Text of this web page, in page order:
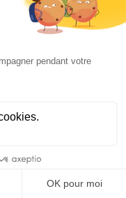
boursière
Belgique ouvre